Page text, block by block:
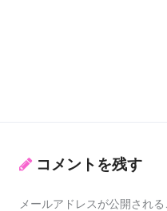
コメントを残す
メールアドレスが公開される